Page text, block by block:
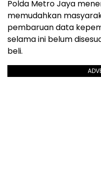
Polda Metro Jaya
memudahkan
pembaruan data
selama ini belum
beli.